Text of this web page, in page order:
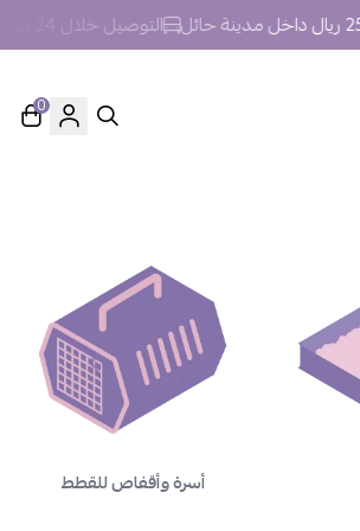
التوصيل خلال 24 ساعة داخل مدينة حائل.
0
أسرة وأقفاص للقطط